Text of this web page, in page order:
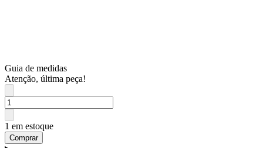
Guia de medidas
Atenção, última peça!
1 em estoque
Comprar